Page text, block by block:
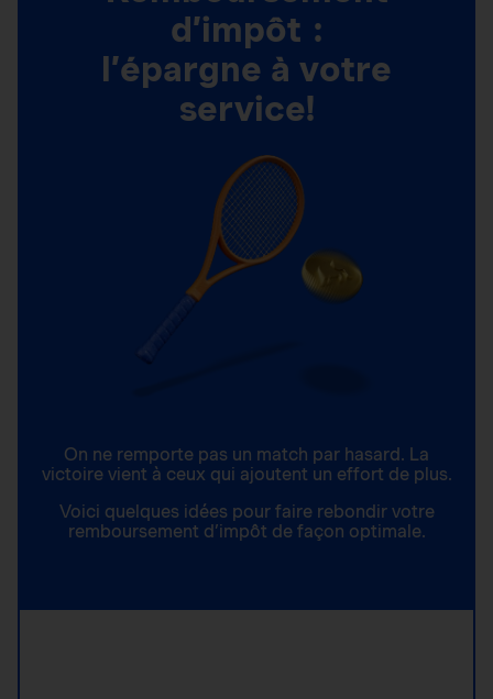
d’impôt :
l’épargne à votre
service!
On ne remporte pas un match par hasard. La
victoire vient à ceux qui ajoutent un effort de plus.
Voici quelques idées pour faire rebondir votre
remboursement d’impôt de façon optimale.